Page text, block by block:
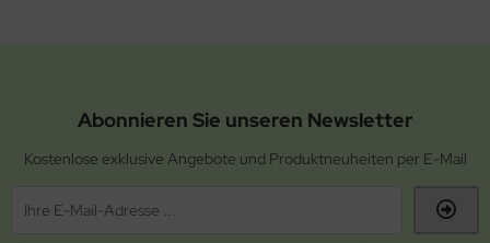
Abonnieren Sie unseren Newsletter
Kostenlose exklusive Angebote und Produktneuheiten per E-Mail